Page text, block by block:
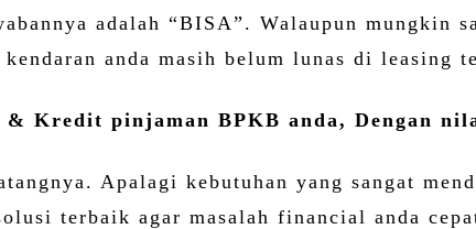
adalah “BISA”. Walaupun mungkin
kendaran anda masih belum lunas di leasing
Kredit pinjaman BPKB anda, Dengan
Apalagi kebutuhan yang sangat
terbaik agar masalah financial anda